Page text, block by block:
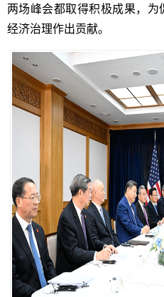
两场峰会都取得积极成果，
经济治理作出贡献。